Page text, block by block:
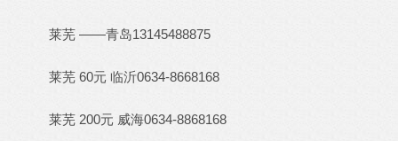
莱芜 ——青岛13145488875
莱芜 60元 临沂0634-8668168
莱芜 200元 威海0634-8868168